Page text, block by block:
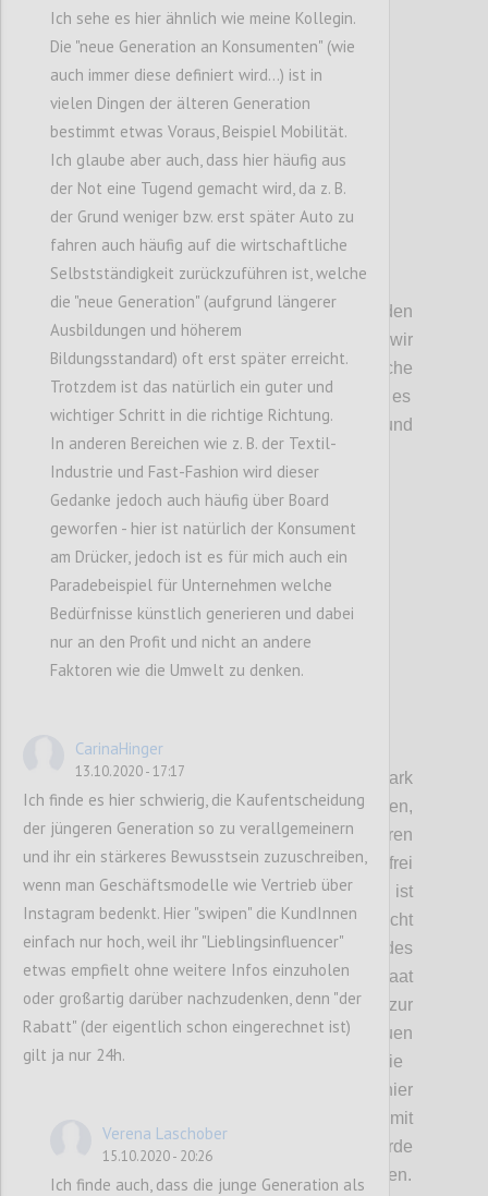
P2
Kritische Unsicherheiten:Bei den
unischeren und kritischen Faktoren
haben wir
angeregtüber diewirtschaftliche
Systemtransformation diskutiert .Hier ging es
vor allem darum, in welcherT
iefe und
Richtung sich diese auswirken wird
P3
ie staatliche Intervention war hier ein stark
diskutiertes Thema.Wir habenfestgehalten,
dass der Staat zwar Regulierungen einführen
kann, aber auch hier nicht vollkommen
frei
schalten und walten kann. Problematisch ist
hier auch, dass d er Begriff Souveränität
nicht
klar definiert ist. Die Souveränität des
Individuums, wie sie in einemfreien Staat
gegeben ist, steht im Gegensatz zur
Souveränität des Staates. DieIndividuen
geben dem Staat mit ihrer Stimme die
Systeme zu schaffen. Würde hier
jedoch eine Abschottung, verbunden mit
einem Wohlstandsverlust stattfinden, würde
das souveräne Individuum schnell rebellieren.
Ich sehe es hier ähnlich wie meine Kollegin.
Die "neue Generation an Konsumenten" (wie
auch immer diese definiert wird...) ist in
vielen Dingen der älteren Generation
bestimmt etwas Voraus, Beispiel Mobilität.
Ich glaube aber auch, dass hier häufig aus
der Not eine Tugend gemacht wird, da z. B.
der Grund weniger bzw. erst später Auto zu
fahren auch häufig auf die wirtschaftliche
Selbstständigkeit zurückzuführen ist, welche
die "neue Generation" (aufgrund längerer
Ausbildungen und höherem
Bildungsstandard) oft erst später erreicht.
Trotzdem ist das natürlich ein guter und
wichtiger Schritt in die richtige Richtung.
In anderen Bereichen wie z. B. der Textil-
Industrie und Fast-Fashion wird dieser
Gedanke jedoch auch häufig über Board
geworfen - hier ist natürlich der Konsument
am Drücker, jedoch ist es für mich auch ein
Paradebeispiel für Unternehmen welche
Bedürfnisse künstlich generieren und dabei
nur an den Profit und nicht an andere
Faktoren wie die Umwelt zu denken.
CarinaHinger
13.10.2020 - 17:17
Ich finde es hier schwierig, die Kaufentscheidung
der jüngeren Generation so zu verallgemeinern
und ihr ein stärkeres Bewusstsein zuzuschreiben,
wenn man Geschäftsmodelle wie Vertrieb über
Instagram bedenkt. Hier "swipen" die KundInnen
einfach nur hoch, weil ihr "Lieblingsinfluencer"
etwas empfielt ohne weitere Infos einzuholen
oder großartig darüber nachzudenken, denn "der
Rabatt" (der eigentlich schon eingerechnet ist)
gilt ja nur 24h.
Verena Laschober
15.10.2020 - 20:26
Ich finde auch, dass die junge Generation als